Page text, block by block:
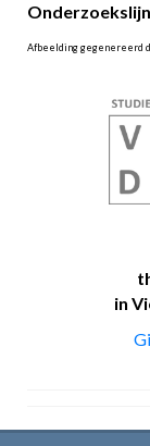
Onderzoekslijn
Afbeelding gegenereerd
in